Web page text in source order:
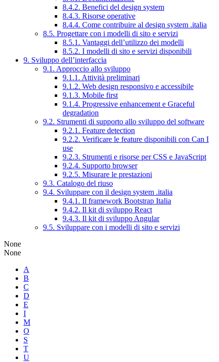
8.4.2. Benefici del design system
8.4.3. Risorse operative
8.4.4. Come contribuire al design system .italia
8.5. Progettare con i modelli di sito e servizi
8.5.1. Vantaggi dell’utilizzo dei modelli
8.5.2. I modelli di sito e servizi disponibili
9. Sviluppo dell’interfaccia
9.1. Approccio allo sviluppo
9.1.1. Attività preliminari
9.1.2. Web design responsivo e accessibile
9.1.3. Mobile first
9.1.4. Progressive enhancement e Graceful
degradation
9.2. Strumenti di supporto allo sviluppo del software
9.2.1. Feature detection
9.2.2. Verificare le feature disponibili con Can I
use
9.2.3. Strumenti e risorse per CSS e JavaScript
9.2.4. Supporto browser
9.2.5. Misurare le prestazioni
9.3. Catalogo del riuso
9.4. Sviluppare con il design system .italia
9.4.1. Il framework Bootstrap Italia
9.4.2. Il kit di sviluppo React
9.4.3. Il kit di sviluppo Angular
9.5. Sviluppare con i modelli di sito e servizi
None
None
A
B
C
D
E
I
M
O
S
T
U